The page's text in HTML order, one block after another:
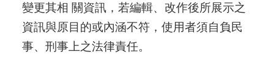
變更其相 關資訊，若編輯、改作後所展示之
資訊與原目的或內涵不符，使用者須自負民
事、刑事上之法律責任。